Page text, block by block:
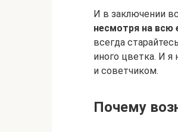
И в заключении
несмотря на всю
всегда
иного цветка. И
и советчиком.
Почему